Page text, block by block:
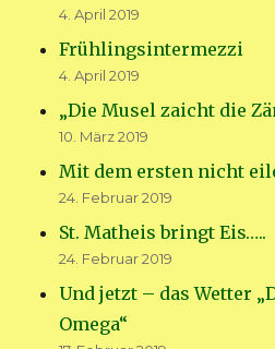
4. April 2019
Frühlingsintermezzi
4. April 2019
„Die Musel zaicht die
10. März 2019
Mit dem ersten nicht
24. Februar 2019
St. Matheis bringt Eis…..
24. Februar 2019
Und jetzt – das Wetter
Omega“